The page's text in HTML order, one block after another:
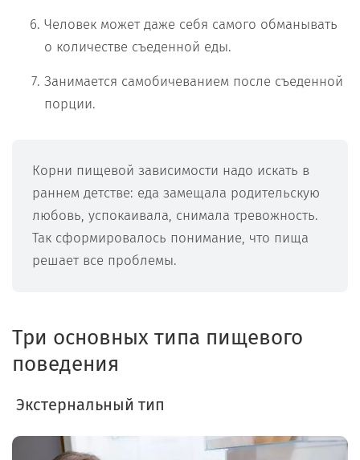
Человек может даже себя самого обманывать
о количестве съеденной еды.
Занимается самобичеванием после съеденной
порции.
Корни пищевой зависимости надо искать в
раннем детстве: еда замещала родительскую
любовь, успокаивала, снимала тревожность.
Так сформировалось понимание, что пища
решает все проблемы.
Три основных типа пищевого
поведения
Экстернальный тип